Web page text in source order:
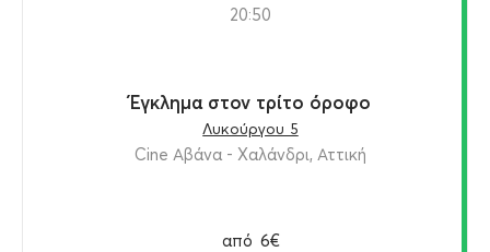
20:50
Έγκλημα στον τρίτο όροφο
Λυκούργου 5
Cine Αβάνα - Χαλάνδρι, Αττική
από 6€